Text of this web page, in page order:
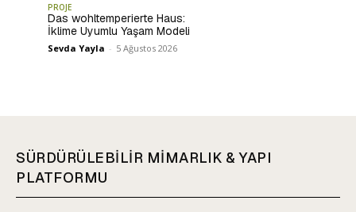
PROJE
Das wohltemperierte Haus:
İklime Uyumlu Yaşam Modeli
Sevda Yayla - 5 Ağustos 2026
SÜRDÜRÜLEBİLİR MİMARLIK & YAPI
PLATFORMU